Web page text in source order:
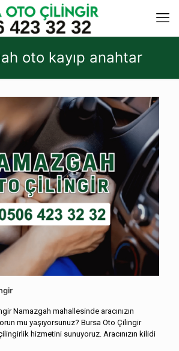
oto kayıp anahtar
Namazgah mahallesinde aracınızın
mu yaşıyorsunuz? Bursa Oto Çilingir
hizmetini sunuyoruz. Aracınızın kilidi